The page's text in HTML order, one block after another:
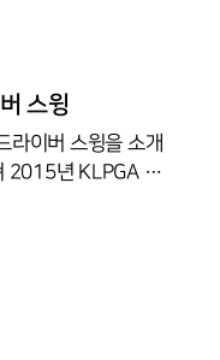
홀가분해지고
스윙
라이버 스윙을 소개
라는 목표를 내걸